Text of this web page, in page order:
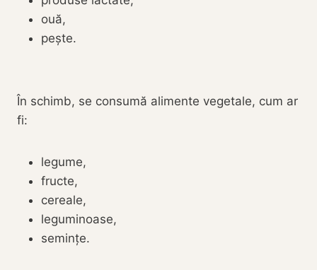
ouă,
pește.
În schimb, se consumă alimente vegetale, cum ar
fi:
legume,
fructe,
cereale,
leguminoase,
semințe.